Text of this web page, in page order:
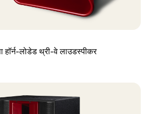
हॉर्न-लोडेड थ्री-वे लाउडस्पीकर